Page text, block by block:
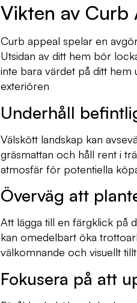
Vikten av Curb
Curb appeal spelar en
Utsidan av ditt hem bör
inte bara värdet på ditt
exteriören
Underhåll
Välskött landskap kan
gräsmattan och håll rent i
atmosfär för potentiella
Överväg att
Att lägga till en färgklick på
kan omedelbart öka
välkomnande och visuellt
Fokusera på att